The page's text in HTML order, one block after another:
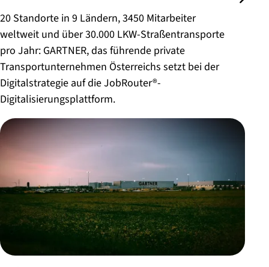
20 Standorte in 9 Ländern, 3450 Mitarbeiter
weltweit und über 30.000 LKW-Straßentransporte
pro Jahr: GARTNER, das führende private
Transportunternehmen Österreichs setzt bei der
Digitalstrategie auf die JobRouter®-
Digitalisierungsplattform.